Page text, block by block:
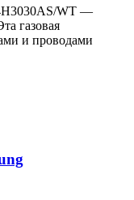
WT —
газовая
и проводами